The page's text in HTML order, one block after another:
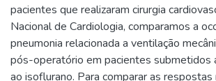
pacientes que realizaram cirurgia
Nacional de Cardiologia, comparamos a
pneumonia relacionada a ventilação
pós-operatório em pacientes submetidos
ao isoflurano. Para comparar as respostas